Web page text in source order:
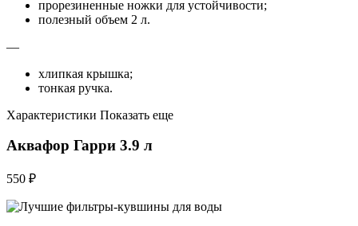
прорезиненные ножки для устойчивости;
полезный объем 2 л.
—
хлипкая крышка;
тонкая ручка.
Характеристики Показать еще
Аквафор Гарри 3.9 л
550 ₽